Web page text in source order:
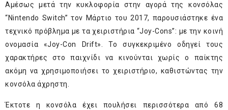
Αμέσως μετά την κυκλοφορία στην αγορά της κονσόλας
“Nintendo Switch” τον Μάρτιο του 2017, παρουσιάστηκε ένα
τεχνικό πρόβλημα με τα χειριστήρια “Joy-Cons”: με την κοινή
ονομασία «Joy-Con Drift». Το συγκεκριμένο οδηγεί τους
χαρακτήρες στο παιχνίδι να κινούνται χωρίς ο παίκτης
ακόμη να χρησιμοποιήσει το χειριστήριο, καθιστώντας την
κονσόλα άχρηστη.
Έκτοτε η κονσόλα έχει πουλήσει περισσότερα από 68